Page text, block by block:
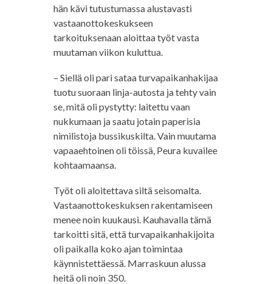
hän kävi tutustumassa alustavasti
vastaanottokeskukseen
tarkoituksenaan aloittaa työt vasta
muutaman viikon kuluttua.
– Siellä oli pari sataa turvapaikanhakijaa
tuotu suoraan linja-autosta ja tehty vain
se, mitä oli pystytty: laitettu vaan
nukkumaan ja saatu jotain paperisia
nimilistoja bussikuskilta. Vain muutama
vapaaehtoinen oli töissä, Peura kuvailee
kohtaamaansa.
Työt oli aloitettava siltä seisomalta.
Vastaanottokeskuksen rakentamiseen
menee noin kuukausi. Kauhavalla tämä
tarkoitti sitä, että turvapaikanhakijoita
oli paikalla koko ajan toimintaa
käynnistettäessä. Marraskuun alussa
heitä oli noin 350.